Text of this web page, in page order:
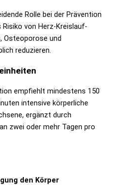
Rolle bei der Prävention
Risiko von Herz-Kreislauf-
Osteoporose und
reduzieren.
empfiehlt mindestens 150
intensive körperliche
ergänzt durch
zwei oder mehr Tagen pro
den Körper